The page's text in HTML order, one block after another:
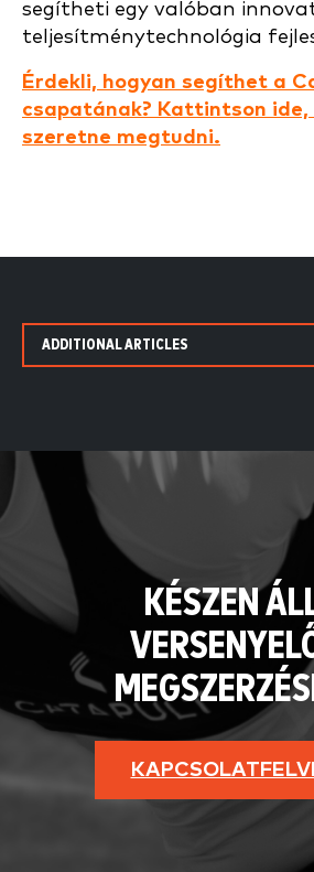
segítheti egy valóban
teljesítménytechnológia
Érdekli, hogyan segíthet a
csapatának? Kattintson
szeretne megtudni.
ADDITIONAL ARTICLES
KÉSZEN